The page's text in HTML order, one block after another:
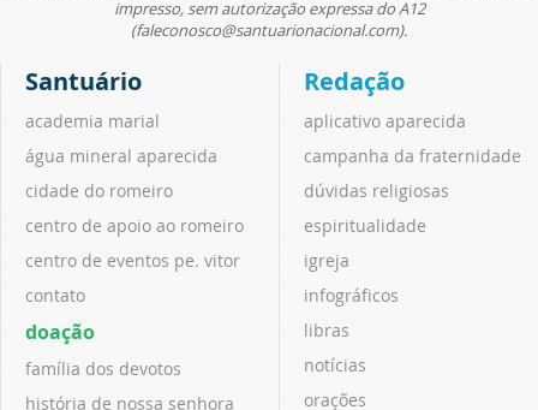
impresso, sem autorização expressa do A12
(faleconosco@santuarionacional.com).
Santuário
academia marial
água mineral aparecida
cidade do romeiro
centro de apoio ao romeiro
centro de eventos pe. vitor
contato
doação
família dos devotos
história de nossa senhora
Redação
aplicativo aparecida
campanha da fraternidade
dúvidas religiosas
espiritualidade
igreja
infográficos
libras
notícias
orações